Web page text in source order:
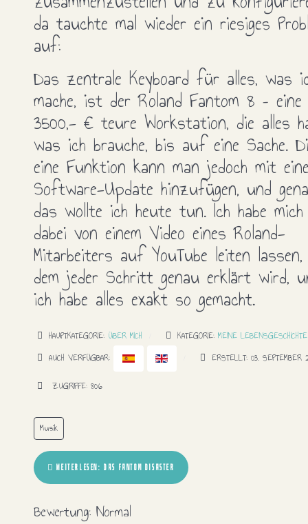
da tauchte mal wieder ein riesiges
auf:
Das zentrale Keyboard für alles, was
mache, ist der Roland Fantom 8 – eine
3500,- € teure Workstation, die alles
was ich brauche, bis auf eine Sache.
eine Funktion kann man jedoch mit
Software-Update hinzufügen, und
das wollte ich heute tun. Ich habe mich
dabei von einem Video eines Roland-
Mitarbeiters auf YouTube leiten
dem jeder Schritt genau erklärt wird,
ich habe alles exakt so gemacht.
HAUPTKATEGORIE: ÜBER MICH KATEGORIE: MEINE LEBENSGESCHICHTE
AUCH VERFÜGBAR:
ERSTELLT: 03. SEPTEMBER
ZUGRIFFE: 806
Musik
WEITERLESEN: DAS FANTOM DISASTER
Bewertung: Normal